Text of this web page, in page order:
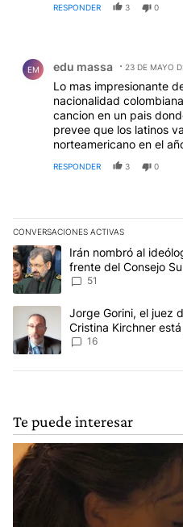
RESPONDER 3 0
EM edu massa 23 DE MAYO
Lo mas impresionante
nacionalidad
cancion en un pais
prevee que los latinos
norteamericano en el
RESPONDER 3 0
CONVERSACIONES ACTIVAS
Este listado muestra los
Un artículo de tendencia con el
Irán nombró al
frente del Consejo
51
Un artículo de tendencia con
Jorge Gorini, el juez
Cristina Kirchner
cometer "un delito
16